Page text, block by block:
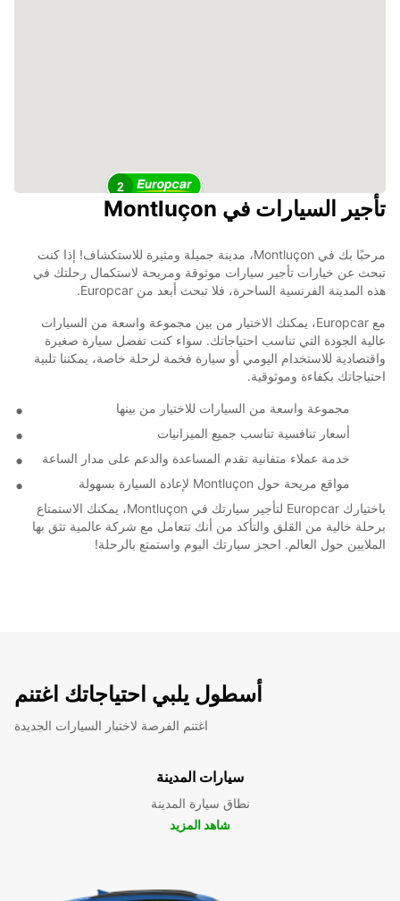
2
تأجير السيارات في Montluçon
مرحبًا بك في Montluçon، مدينة جميلة ومثيرة للاستكشاف! إذا كنت
تبحث عن خيارات تأجير سيارات موثوقة ومريحة لاستكمال رحلتك في
هذه المدينة الفرنسية الساحرة، فلا تبحث أبعد من Europcar.
مع Europcar، يمكنك الاختيار من بين مجموعة واسعة من السيارات
عالية الجودة التي تناسب احتياجاتك. سواء كنت تفضل سيارة صغيرة
واقتصادية للاستخدام اليومي أو سيارة فخمة لرحلة خاصة، يمكننا تلبية
احتياجاتك بكفاءة وموثوقية.
مجموعة واسعة من السيارات للاختيار من بينها
أسعار تنافسية تناسب جميع الميزانيات
خدمة عملاء متفانية تقدم المساعدة والدعم على مدار الساعة
مواقع مريحة حول Montluçon لإعادة السيارة بسهولة
باختيارك Europcar لتأجير سيارتك في Montluçon، يمكنك الاستمتاع
برحلة خالية من القلق والتأكد من أنك تتعامل مع شركة عالمية تثق بها
الملايين حول العالم. احجز سيارتك اليوم واستمتع بالرحلة!
أسطول يلبي احتياجاتك اغتنم
اغتنم الفرصة لاختبار السيارات الجديدة
سيارات المدينة
نطاق سيارة المدينة
شاهد المزيد